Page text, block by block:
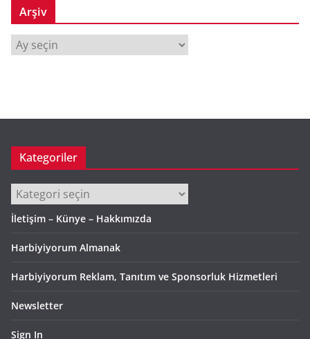
Arşiv
Kategoriler
Kategoriler
İletişim – Künye – Hakkımızda
Harbiyiyorum Almanak
Harbiyiyorum Reklam, Tanıtım ve Sponsorluk Hizmetleri
Newsletter
Sign In